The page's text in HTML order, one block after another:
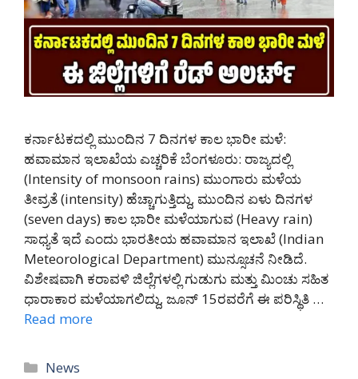
ಕರ್ನಾಟಕದಲ್ಲಿ ಮುಂದಿನ 7 ದಿನಗಳ ಕಾಲ ಭಾರೀ ಮಳೆ:
ಹವಾಮಾನ ಇಲಾಖೆಯ ಎಚ್ಚರಿಕೆ ಬೆಂಗಳೂರು: ರಾಜ್ಯದಲ್ಲಿ
(Intensity of monsoon rains) ಮುಂಗಾರು ಮಳೆಯ
ತೀವ್ರತೆ (intensity) ಹೆಚ್ಚಾಗುತ್ತಿದ್ದು, ಮುಂದಿನ ಏಳು ದಿನಗಳ
(seven days) ಕಾಲ ಭಾರೀ ಮಳೆಯಾಗುವ (Heavy rain)
ಸಾಧ್ಯತೆ ಇದೆ ಎಂದು ಭಾರತೀಯ ಹವಾಮಾನ ಇಲಾಖೆ (Indian
Meteorological Department) ಮುನ್ಸೂಚನೆ ನೀಡಿದೆ.
ವಿಶೇಷವಾಗಿ ಕರಾವಳಿ ಜಿಲ್ಲೆಗಳಲ್ಲಿ ಗುಡುಗು ಮತ್ತು ಮಿಂಚು ಸಹಿತ
ಧಾರಾಕಾರ ಮಳೆಯಾಗಲಿದ್ದು, ಜೂನ್ 15ರವರೆಗೆ ಈ ಪರಿಸ್ಥಿತಿ …
Read more
Categories
News